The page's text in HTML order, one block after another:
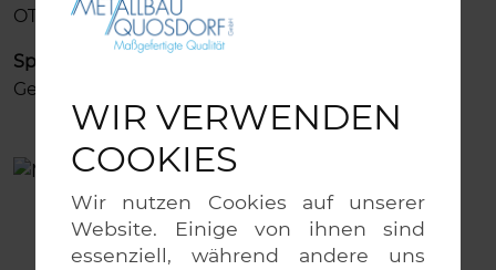
OTIS GmbH & Co. OHG
Spezifikationen:
Gebogene Profile sowie gebogenes Glas
WIR VERWENDEN
COOKIES
Wir nutzen Cookies auf unserer
Website. Einige von ihnen sind
essenziell, während andere uns